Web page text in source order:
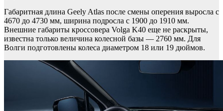
Габаритная длина Geely Atlas после смены оперения выросла с
4670 до 4730 мм, ширина подросла с 1900 до 1910 мм.
Внешние габариты кроссовера Volga K40 еще не раскрыты,
известна только величина колесной базы — 2760 мм. Для
Волги подготовлены колеса диаметром 18 или 19 дюймов.